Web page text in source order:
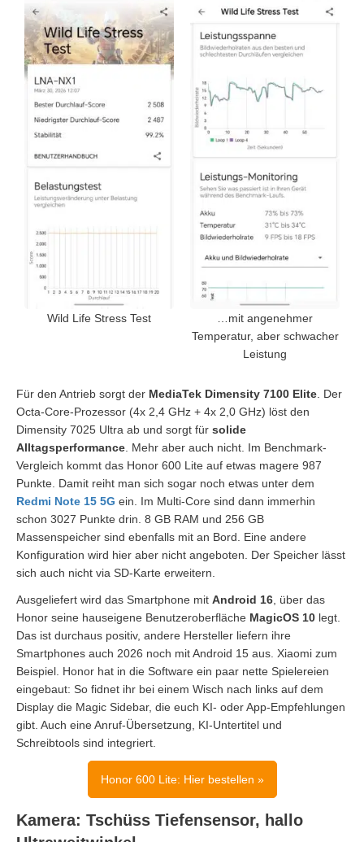
Wild Life Stress Test
…mit angenehmer
Temperatur, aber schwacher
Leistung
Für den Antrieb sorgt der MediaTek Dimensity 7100 Elite . Der
Octa-Core-Prozessor (4x 2,4 GHz + 4x 2,0 GHz) löst den
Dimensity 7025 Ultra ab und sorgt für solide
Alltagsperformance . Mehr aber auch nicht. Im Benchmark-
Vergleich kommt das Honor 600 Lite auf etwas magere 987
Punkte. Damit reiht man sich sogar noch etwas unter dem
Redmi Note 15 5G ein. Im Multi-Core sind dann immerhin
schon 3027 Punkte drin. 8 GB RAM und 256 GB
Massenspeicher sind ebenfalls mit an Bord. Eine andere
Konfiguration wird hier aber nicht angeboten. Der Speicher lässt
sich auch nicht via SD-Karte erweitern.
Ausgeliefert wird das Smartphone mit Android 16 , über das
Honor seine hauseigene Benutzeroberfläche MagicOS 10 legt.
Das ist durchaus positiv, andere Hersteller liefern ihre
Smartphones auch 2026 noch mit Android 15 aus. Xiaomi zum
Beispiel. Honor hat in die Software ein paar nette Spielereien
eingebaut: So fidnet ihr bei einem Wisch nach links auf dem
Display die Magic Sidebar, die euch KI- oder App-Empfehlungen
gibt. Auch eine Anruf-Übersetzung, KI-Untertitel und
Schreibtools sind integriert.
Honor 600 Lite: Hier bestellen »
Kamera: Tschüss Tiefensensor, hallo